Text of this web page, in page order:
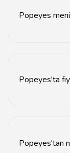
Popeyes
Popeyes'ta
Popeyes'tan